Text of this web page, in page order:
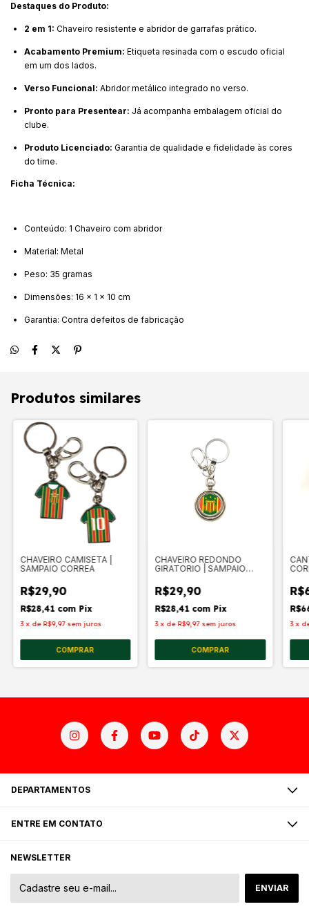
Destaques do Produto:
2 em 1: Chaveiro resistente e abridor de garrafas prático.
Acabamento Premium: Etiqueta resinada com o escudo oficial
em um dos lados.
Verso Funcional: Abridor metálico integrado no verso.
Pronto para Presentear: Já acompanha embalagem oficial do
clube.
Produto Licenciado: Garantia de qualidade e fidelidade às cores
do time.
Ficha Técnica:
Conteúdo: 1 Chaveiro com abridor
Material: Metal
Peso: 35 gramas
Dimensões: 16 x 1 x 10 cm
Garantia: Contra defeitos de fabricação
Produtos similares
CHAVEIRO CAMISETA |
SAMPAIO CORREA
R$29,90
R$28,41 com Pix
3 x de R$9,97 sem juros
CHAVEIRO REDONDO
GIRATORIO | SAMPAIO
R$29,90
R$28,41 com Pix
3 x de R$9,97 sem juros 3 x
DEPARTAMENTOS
ENTRE EM CONTATO
NEWSLETTER